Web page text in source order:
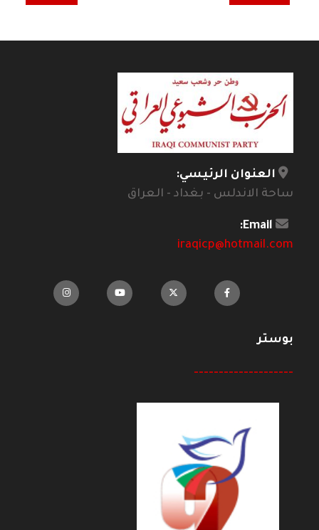
العنوان الرئيسي:
ساحة الاندلس - بغداد - العراق
Email:
iraqicp@hotmail.com
بوستر
--------------------